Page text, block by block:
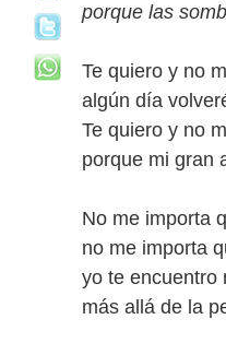
porque las
Te quiero y no
algún día
Te quiero y no
porque mi gran
No me importa
no me importa
yo te encuentro
más allá de la